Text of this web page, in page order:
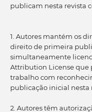
publicam nesta revista
1. Autores mantém os
direito de primeira
simultaneamente
Attribution License
trabalho com
publicação inicial nesta
2. Autores têm